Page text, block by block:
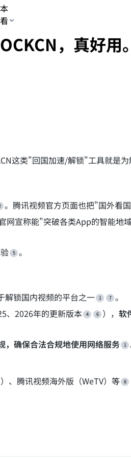
，真好用。
这类"回国加速/解锁"工具就是
。腾讯视频官方页面也把"国外看
网宣称能"突破各类App的智能地
。
锁国内视频的平台之一
。
、2026年的更新版本
），软
，确保合法合规地使用网络服务
、腾讯视频海外版（WeTV）等